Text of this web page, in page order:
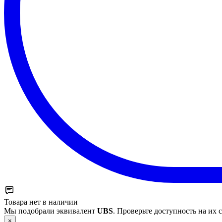
Товара нет в наличии
Мы подобрали эквивалент UBS. Проверьте доступность на их